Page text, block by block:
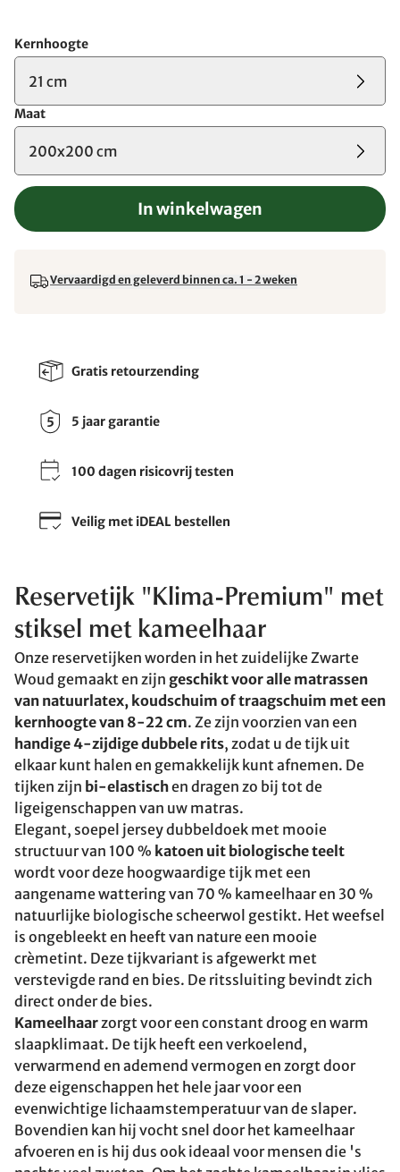
Kernhoogte
21 cm
Maat
200x200 cm
In winkelwagen
Vervaardigd en geleverd binnen ca. 1 - 2 weken
Gratis retourzending
5 jaar garantie
100 dagen risicovrij testen
Veilig met iDEAL bestellen
Reservetijk "Klima-Premium" met
stiksel met kameelhaar
Onze reservetijken worden in het zuidelijke Zwarte
Woud gemaakt en zijn geschikt voor alle matrassen
van natuurlatex, koudschuim of traagschuim met een
kernhoogte van 8-22 cm. Ze zijn voorzien van een
handige 4-zijdige dubbele rits, zodat u de tijk uit
elkaar kunt halen en gemakkelijk kunt afnemen. De
tijken zijn bi-elastischen dragen zo bij tot de
ligeigenschappen van uw matras.
Elegant, soepel jersey dubbeldoek met mooie
structuur van 100 % katoen uit biologische teelt
wordt voor deze hoogwaardige tijk met een
aangename wattering van 70 % kameelhaar en 30 %
natuurlijke biologische scheerwol gestikt. Het weefsel
is ongebleekt en heeft van nature een mooie
crèmetint. Deze tijkvariant is afgewerkt met
verstevigde rand en bies. De ritssluiting bevindt zich
direct onder de bies.
Kameelhaarzorgt voor een constant droog en warm
slaapklimaat. De tijk heeft een verkoelend,
verwarmend en ademend vermogen en zorgt door
deze eigenschappen het hele jaar voor een
evenwichtige lichaamstemperatuur van de slaper.
Bovendien kan hij vocht snel door het kameelhaar
afvoeren en is hij dus ook ideaal voor mensen die 's